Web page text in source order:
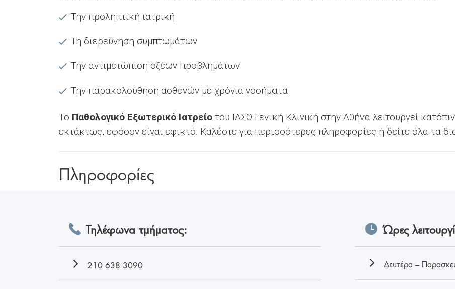
Την προληπτική ιατρική
Τη διερεύνηση συμπτωμάτων
Την αντιμετώπιση οξέων προβλημάτων
Την παρακολούθηση ασθενών με χρόνια νοσήματα
Το Παθολογικό Εξωτερικό Ιατρείο του ΙΑΣΩ Γενική Κλινική στην Αθήνα λειτουργεί
εκτάκτως, εφόσον είναι εφικτό. Καλέστε για περισσότερες πληροφορίες ή δείτε όλα τα
Πληροφορίες
Τηλέφωνα τμήματος:
210 638 3090
Ώρες
Δευτέρα –